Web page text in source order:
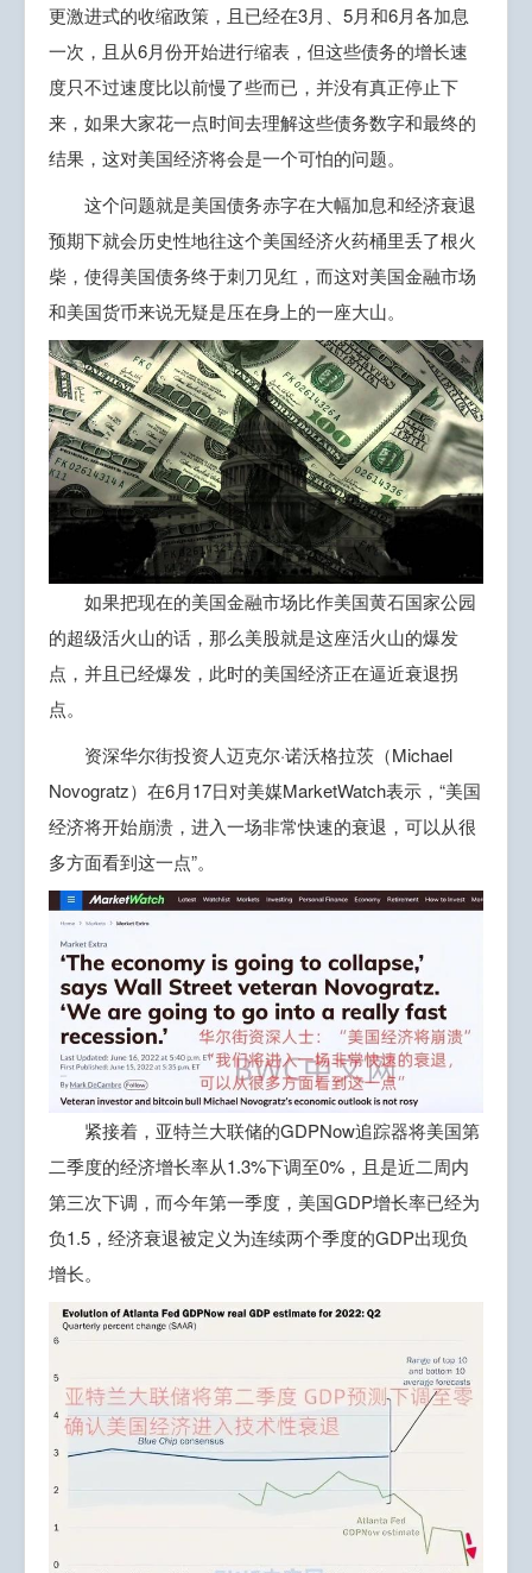
更激进式的收缩政策，且已经在3月、5月和6月各加息
一次，且从6月份开始进行缩表，但这些债务的增长速
度只不过速度比以前慢了些而已，并没有真正停止下
来，如果大家花一点时间去理解这些债务数字和最终的
结果，这对美国经济将会是一个可怕的问题。
这个问题就是美国债务赤字在大幅加息和经济衰退
预期下就会历史性地往这个美国经济火药桶里丢了根火
柴，使得美国债务终于刺刀见红，而这对美国金融市场
和美国货币来说无疑是压在身上的一座大山。
如果把现在的美国金融市场比作美国黄石国家公园
的超级活火山的话，那么美股就是这座活火山的爆发
点，并且已经爆发，此时的美国经济正在逼近衰退拐
点。
资深华尔街投资人迈克尔·诺沃格拉茨（Michael
Novogratz）在6月17日对美媒MarketWatch表示，“美国
经济将开始崩溃，进入一场非常快速的衰退，可以从很
多方面看到这一点”。
紧接着，亚特兰大联储的GDPNow追踪器将美国第
二季度的经济增长率从1.3%下调至0%，且是近二周内
第三次下调，而今年第一季度，美国GDP增长率已经为
负1.5，经济衰退被定义为连续两个季度的GDP出现负
增长。